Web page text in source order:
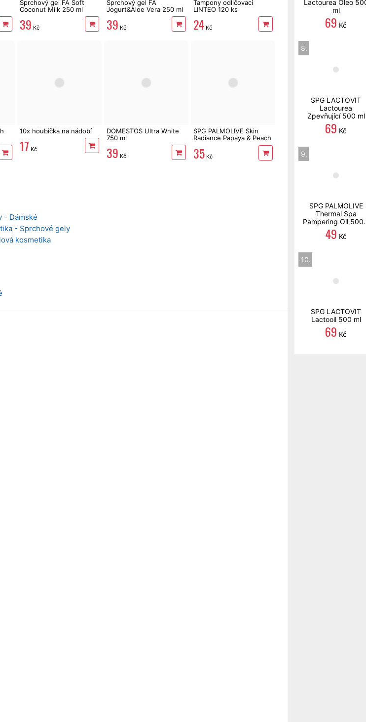
Sprchový gel FA Soft
Coconut Milk 250 ml
39 Kč
Sprchový gel FA
Jogurt&Aloe Vera 250 ml
39 Kč
Tampony odličovací
LINTEO 120 ks
24 Kč
10x houbička na nádobí
17 Kč
DOMESTOS Ultra White
750 ml
39 Kč
SPG PALMOLIVE Skin
Radiance Papaya & Peach
35 Kč
- Dámské
- Sprchové gely
kosmetika
Lactourea Oleo
ml
69 Kč
8.
SPG LACTOVIT
Lactourea
Zpevňující 500 ml
69 Kč
9.
SPG PALMOLIVE
Thermal Spa
Pampering Oil
49 Kč
10.
SPG LACTOVIT
Lactooil 500 ml
69 Kč